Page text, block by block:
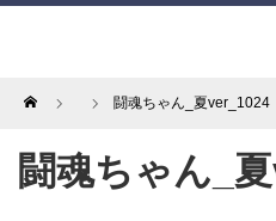
Home 闘魂ちゃん_夏ver_1024
闘魂ちゃん_